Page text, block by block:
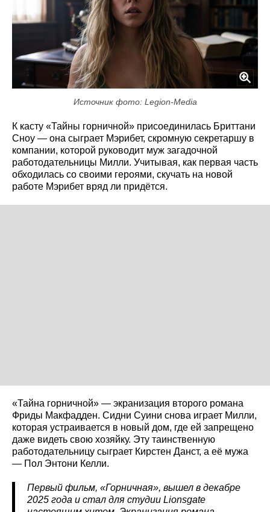
Источник фото: Legion-Media
К касту «Тайны горничной» присоединилась Бриттани
Сноу — она сыграет Мэрибет, скромную секретаршу в
компании, которой руководит муж загадочной
работодательницы Милли. Учитывая, как первая часть
обходилась со своими героями, скучать на новой
работе Мэрибет вряд ли придётся.
«Тайна горничной» — экранизация второго романа
Фриды Макфадден. Сидни Суини снова играет Милли,
которая устраивается в новый дом, где ей запрещено
даже видеть свою хозяйку. Эту таинственную
работодательницу сыграет Кирстен Данст, а её мужа
— Пол Энтони Келли.
Первый фильм, «Горничная», вышел в декабре
2025 года и стал для студии Lionsgate